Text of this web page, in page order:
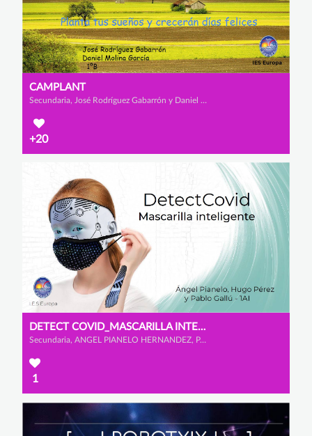
CAMPLANT
Secundaria, José Rodríguez Gabarrón y Daniel Molina García
+20
DETECT COVID_MASCARILLA INTELIGENTE
Secundaria, ANGEL PIANELO HERNANDEZ, PABLO GALLU GARCIA y HUGO PEREZ ASENSIO
1